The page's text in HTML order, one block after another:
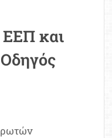
ΕΕΠ και